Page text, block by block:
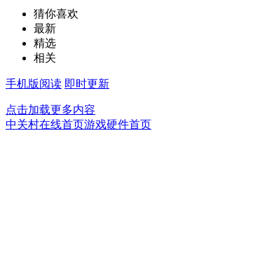
猜你喜欢
最新
精选
相关
手机版阅读 即时更新
点击加载更多内容
中关村在线首页游戏硬件首页